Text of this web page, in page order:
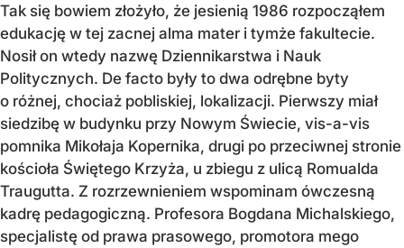
Tak się bowiem złożyło, że jesienią 1986 rozpocząłem
edukację w tej zacnej alma mater i tymże fakultecie.
Nosił on wtedy nazwę Dziennikarstwa i Nauk
Politycznych. De facto były to dwa odrębne byty
o różnej, chociaż pobliskiej, lokalizacji. Pierwszy miał
siedzibę w budynku przy Nowym Świecie, vis-a-vis
pomnika Mikołaja Kopernika, drugi po przeciwnej stronie
kościoła Świętego Krzyża, u zbiegu z ulicą Romualda
Traugutta. Z rozrzewnieniem wspominam ówczesną
kadrę pedagogiczną. Profesora Bogdana Michalskiego,
specjalistę od prawa prasowego, promotora mego